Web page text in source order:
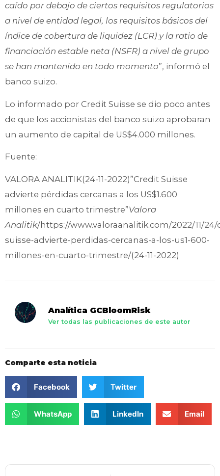
caído por debajo de ciertos requisitos regulatorios
a nivel de entidad legal, los requisitos básicos del
índice de cobertura de liquidez (LCR) y la ratio de
financiación estable neta (NSFR) a nivel de grupo
se han mantenido en todo momento”, informó el
banco suizo.
Lo informado por Credit Suisse se dio poco antes
de que los accionistas del banco suizo aprobaran
un aumento de capital de US$4.000 millones.
Fuente:
VALORA ANALITIK(24-11-2022)”Credit Suisse
advierte pérdidas cercanas a los US$1.600
millones en cuarto trimestre”Valora
Analitik/https://www.valoraanalitik.com/2022/11/
suisse-advierte-perdidas-cercanas-a-los-us1-600-
millones-en-cuarto-trimestre/(24-11-2022)
Analítica GCBloomRisk
Ver todas las publicaciones de este autor
Comparte esta noticia
Facebook Twitter
WhatsApp LinkedIn Email